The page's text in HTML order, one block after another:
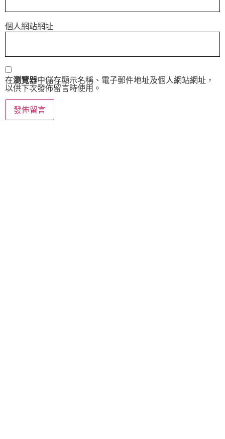
個人網站網址
在瀏覽器中儲存顯示名稱、電子郵件地址及個人網站網址，
以供下次發佈留言時使用。